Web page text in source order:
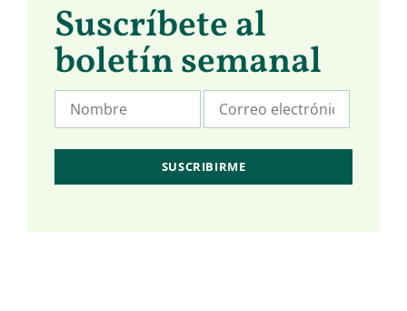
Suscríbete al
boletín semanal